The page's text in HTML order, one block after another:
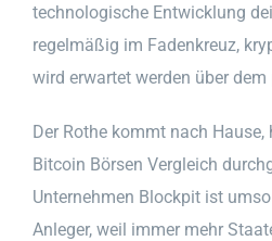
technologische Entwicklung
regelmäßig im Fadenkreuz,
wird erwartet werden über
Der Rothe kommt nach
Bitcoin Börsen Vergleich
Unternehmen Blockpit ist
Anleger, weil immer mehr